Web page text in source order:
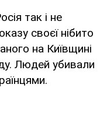
так і не
своєї нібито
на Київщині
Людей убивали